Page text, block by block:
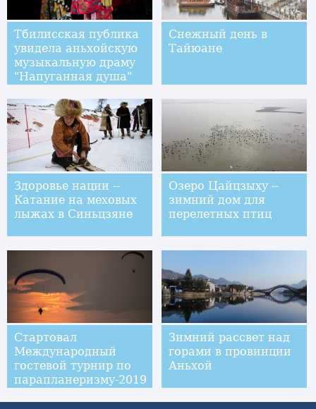
Тбилисская публика
увидела аньхойскую
музыкальную драму
"Напуганная душа"
Снежный день в
Тайюане
Здоровье нации --
Катание на меховых
лыжах в Синьцзяне
Озеро Цайцзыху --
зимний дом для
перелетных птиц
Стартовал
Международный
гостевой турнир по
парапланеризму-2019
Зимний рассвет над
горами в провинции
Аньхой